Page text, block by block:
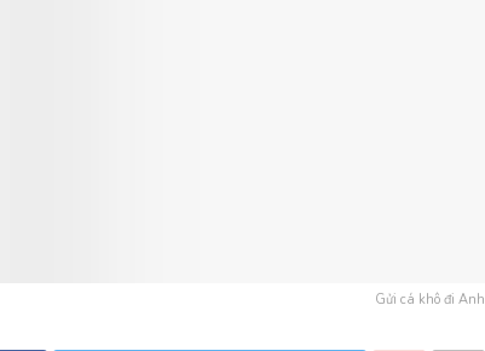
Gửi cá khô đi Anh